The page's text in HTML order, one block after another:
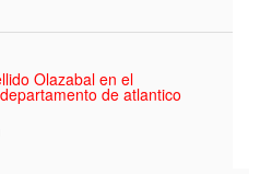
Olazabal en el
departamento de atlantico